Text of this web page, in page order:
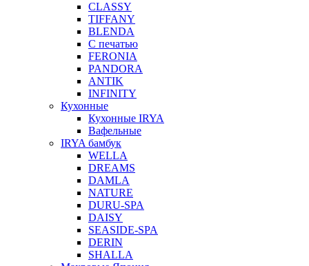
CLASSY
TIFFANY
BLENDA
С печатью
FERONIA
PANDORA
ANTIK
INFINITY
Кухонные
Кухонные IRYA
Вафельные
IRYA бамбук
WELLA
DREAMS
DAMLA
NATURE
DURU-SPA
DAISY
SEASIDE-SPA
DERIN
SHALLA